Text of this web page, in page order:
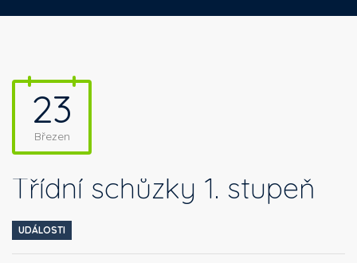
23
Březen
Třídní schůzky 1. stupeň
UDÁLOSTI